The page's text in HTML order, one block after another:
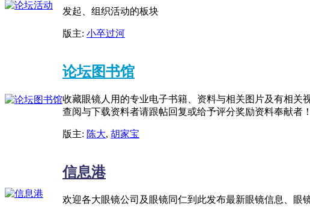
发起、组织活动的板块
版主: 小卒过河
论坛图书馆
收藏眼镜人用的专业电子书籍、资料与相关图片及有相关视
查阅与下载资料者请跟帖回复或给予评分奖励资料奉献者！
版主: 陈大, 胡家宝
信息港
欢迎各大眼镜公司及眼镜同仁到此发布最新眼镜信息、眼